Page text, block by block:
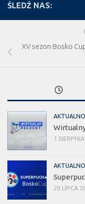
ŚLEDŹ NAS:
XV sezon Bosko
1
20 LIPCA